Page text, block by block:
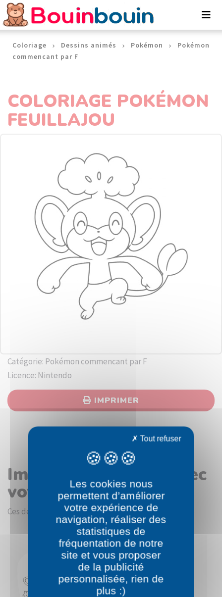
Coloriage Dessins animés Pokémon
Pokémon
commencant par F
COLORIAGE POKÉMON
FEUILLAJOU
Catégorie: Pokémon commencant par F
Licence: Nintendo
IMPRIMER
Images en rapport avec
votre choix
Ces dessins devraient vous intéresser.
Panneau de gestion des cookies
Les cookies nous
permettent d’améliorer
votre expérience de
navigation, réaliser des
statistiques de
fréquentation de notre
site et vous proposer
de la publicité
personnalisée, rien de
plus :)
Tout refuser